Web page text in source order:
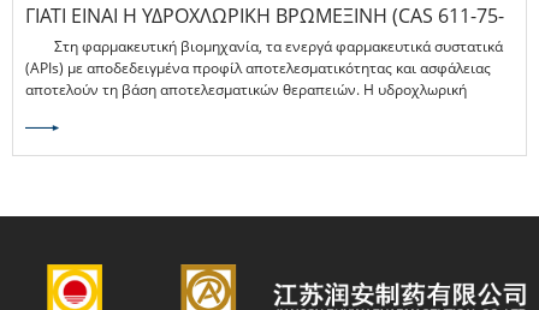
ΓΙΑΤΊ ΕΊΝΑΙ Η ΥΔΡΟΧΛΩΡΙΚΉ ΒΡΩΜΕΞΊΝΗ (CAS 611-75-
6) ΈΝΑ ΒΑΣΙΚΌ API ΣΤΙΣ ΑΝΑΠΝΕΥΣΤΙΚΈΣ ΚΑΙ
ΑΠΟΧΡΕΜΠΤΙΚΈΣ ΘΕΡΑΠΕΊΕΣ;
Στη φαρμακευτική βιομηχανία, τα ενεργά φαρμακευτικά συστατικά
(APIs) με αποδεδειγμένα προφίλ αποτελεσματικότητας και ασφάλειας
αποτελούν τη βάση αποτελεσματικών θεραπειών. Η υδροχλωρική
αποχρεμπτικό που χρησιμοποιείται στη διαχείριση οξέων και χρόνιων
αναπνευστικών παθήσεων. Ως θυγατρική της Jiangsu Zhengda Qingjiang
διεθνή πρότυπα GMP. Αυτό το άρθρο παρέχει μια επισκόπηση των
προϊόντος που διασφαλίζει την ποιότητα και την αξιοπιστία του για τις
παγκόσμιες φαρμακευτικές αγορές.